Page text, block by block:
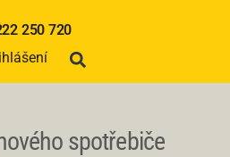
250 720
spotřebiče